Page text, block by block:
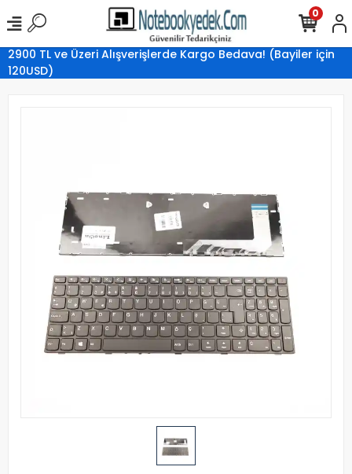
2900 TL ve Üzeri Alışverişlerde Kargo Bedava! (Bayiler için
120USD)
0